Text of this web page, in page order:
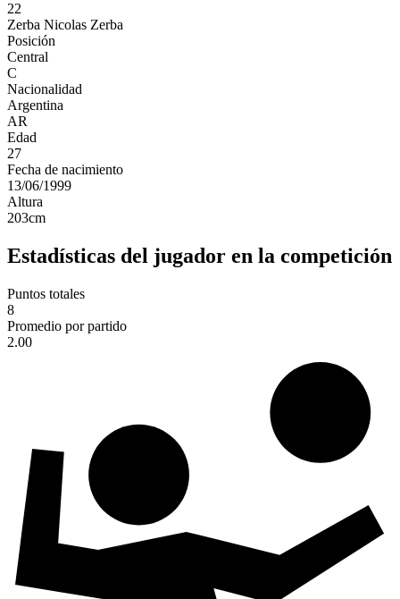
22
Zerba Nicolas Zerba
Posición
Central
C
Nacionalidad
Argentina
AR
Edad
27
Fecha de nacimiento
13/06/1999
Altura
203cm
Estadísticas del jugador en la competición
Puntos totales
8
Promedio por partido
2.00